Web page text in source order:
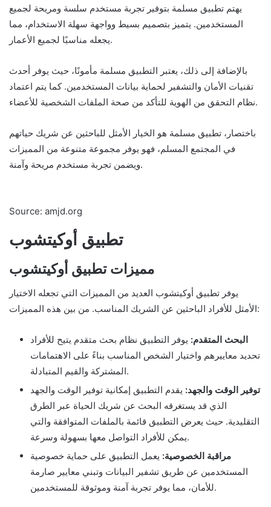
يهتم تطبيق مسلمة بتوفير تجربة مستخدم سلسة ومريحة لجميع
المستخدمين. يتميز بتصميم بسيط وواجهة سهلة الاستخدام، مما
يجعله مناسبًا لجميع الأعمار.
بالإضافة إلى ذلك، يعتبر التطبيق مسلمة مأمونًا، حيث يوفر أحدث
تقنيات الأمان والتشفير لحماية بيانات المستخدمين. كما يتم اعتماد
نظام التحقق من الهوية للتأكد من صحة الملفات الشخصية للأعضاء.
باختصار، تطبيق مسلمة هو الخيار الأمثل للباحثين عن شريك حياتهم
في المجتمع المسلم، فهو يوفر مجموعة متنوعة من المميزات
ويضمن تجربة مستخدم مريحة وآمنة.
Source: amjd.org
تطبيق أوكيتشوب
مميزات تطبيق أوكيتشوب
يوفر تطبيق أوكيتشوب العديد من المميزات التي تجعله الاختيار
الأمثل للأفراد الباحثين عن الشريك المناسب. من بين هذه المميزات:
البحث المتقدم: يوفر التطبيق نظام بحث متقدم يتيح للأفراد
تحديد معاييرهم واختيار الشخص المناسب بناءً على الاهتمامات
المشتركة والقيم المتبادلة.
توفير الوقت والجهد: يقدم التطبيق إمكانية توفير الوقت والجهد
الذي قد يستغرقه البحث عن شريك الحياة عبر الطرق
التقليدية. حيث يعرض التطبيق قائمة بالملفات المتوافقة والتي
يمكن للأفراد التواصل معها بسهولة وسرعة.
مراقبة الخصوصية: يعمل التطبيق على حماية خصوصية
المستخدمين عن طريق تشفير البيانات وتبني معايير صارمة
للأمان، مما يوفر تجربة آمنة وموثوقة للمستخدمين.